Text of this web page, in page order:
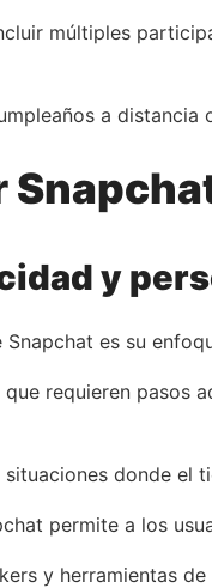
múltiples
a
y
es su
requieren pasos
donde el
permite a los
y herramientas